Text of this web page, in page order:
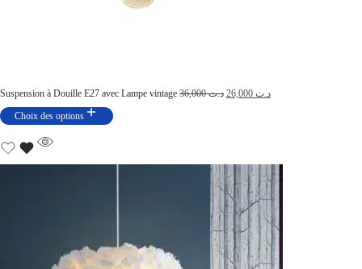
Suspension à Douille E27 avec Lampe vintage د.ت36,000 د.ت
Choix des options